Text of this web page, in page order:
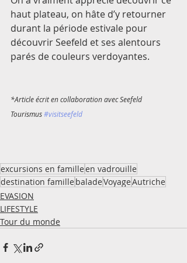
haut plateau, on hâte d’y retourner
durant la période estivale pour
découvrir Seefeld et ses alentours
parés de couleurs verdoyantes.
*Article écrit en collaboration avec Seefeld
Tourismus #visitseefeld
excursions en familleen vadrouille
destination famille baladeVoyageAutriche
EVASION
LIFESTYLE
Tour du monde